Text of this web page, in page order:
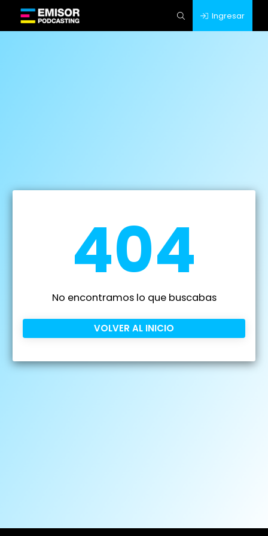
Ingresar
404
No encontramos lo que buscabas
VOLVER AL INICIO